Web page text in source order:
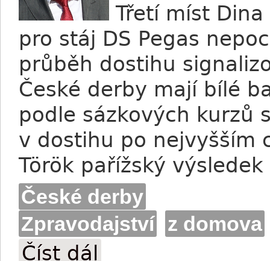
Třetí míst
pro stáj DS Pegas
průběh dostihu
České derby mají bílé
podle sázkových kurzů
v dostihu po nejvyšším
Török pařížský
České derby
Zpravodajství
z domova
Číst dál